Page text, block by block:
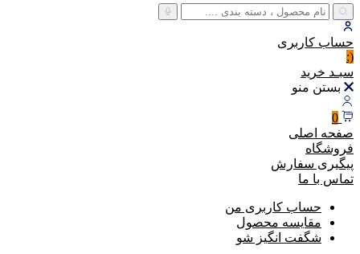
حساب کاربری
(:
سبـد خرید
بستن منو
0
صفحه اصلی
فروشگاه
پیگیری سفارش
تماس با ما
حساب کاربری من
مقایسه محصول
شگفت انگیز شو